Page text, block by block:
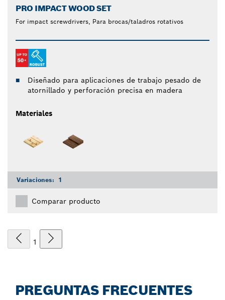
PRO IMPACT WOOD SET
For impact screwdrivers, Para brocas/taladros rotativos
Diseñado para aplicaciones de trabajo pesado de
atornillado y perforación precisa en madera
Materiales
Variaciones: 1
Comparar producto
1
PREGUNTAS FRECUENTES